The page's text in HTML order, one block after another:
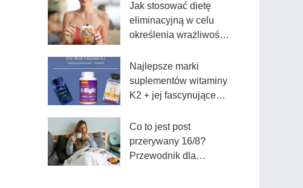
Jak stosować dietę
eliminacyjną w celu
określenia wrażliwości
Najlepsze marki
suplementów witaminy
K2 + jej fascynujące
Co to jest post
przerywany 16/8?
Przewodnik dla